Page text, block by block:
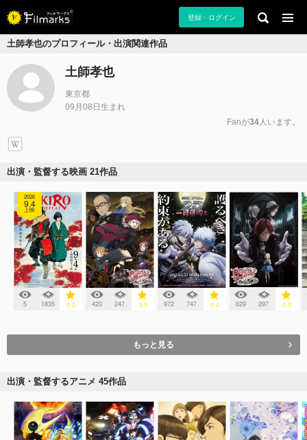
登録・ログイン
土師孝也のプロフィール・出演関連作品
土師孝也
東京都
09月08日生まれ
Fanが34人います。
出演・監督する映画 21作品
2026
9.4
上映
5 1835 4.3 420 247 3.9 972 747 4.2 629 297 3.9
もっと見る
出演・監督するアニメ 45作品